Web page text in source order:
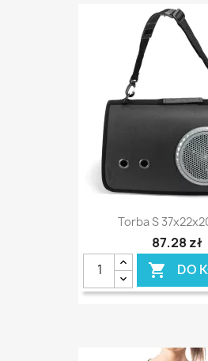
Torba S
87,28 zł
 DO